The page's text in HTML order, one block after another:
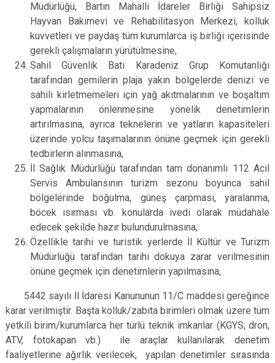
Müdürlüğü, Bartın Mahalli İdareler Birliği Sahipsiz
Hayvan Bakımevi ve Rehabilitasyon Merkezi, kolluk
kuvvetleri ve paydaş tüm kurumlarca iş birliği içerisinde
gerekli çalışmaların yürütülmesine,
Sahil Güvenlik Batı Karadeniz Grup Komutanlığı
tarafından gemilerin plaja yakın bölgelerde denizi ve
sahili kirletmemeleri için yağ akıtmalarının ve boşaltım
yapmalarının önlenmesine yönelik denetimlerin
artırılmasına, ayrıca teknelerin ve yatların kapasiteleri
üzerinde yolcu taşımalarının önüne geçmek için gerekli
tedbirlerin alınmasına,
İl Sağlık Müdürlüğü tarafından tam donanımlı 112 Acil
Servis Ambulansının turizm sezonu boyunca sahil
bölgelerinde boğulma, güneş çarpması, yaralanma,
böcek ısırması vb. konularda ivedi olarak müdahale
edecek şekilde hazır bulundurulmasına,
Özellikle tarihi ve turistik yerlerde İl Kültür ve Turizm
Müdürlüğü tarafından tarihi dokuya zarar verilmesinin
önüne geçmek için denetimlerin yapılmasına,
5442 sayılı İl İdaresi Kanununun 11/C maddesi gereğince
karar verilmiştir. Başta kolluk/zabıta birimleri olmak üzere tüm
yetkili birim/kurumlarca her türlü teknik imkanlar (KGYS, dron,
ATV, fotokapan vb.) ile araçlar kullanılarak denetim
faaliyetlerine ağırlık verilecek, yapılan denetimler sırasında